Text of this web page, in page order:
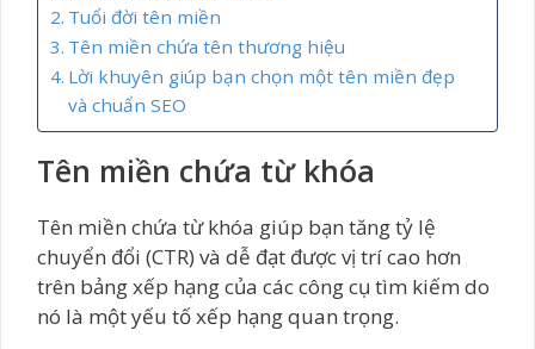
Tuổi đời tên miền
Tên miền chứa tên thương hiệu
Lời khuyên giúp bạn chọn một tên miền đẹp
và chuẩn SEO
Tên miền chứa từ khóa
Tên miền chứa từ khóa giúp bạn tăng tỷ lệ
chuyển đổi (CTR) và dễ đạt được vị trí cao hơn
trên bảng xếp hạng của các công cụ tìm kiếm do
nó là một yếu tố xếp hạng quan trọng.